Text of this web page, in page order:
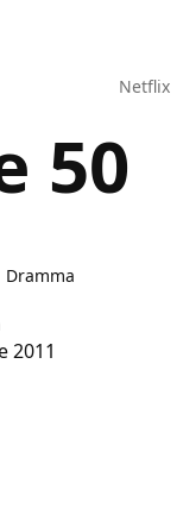
Netflix
50
Dramma
2011